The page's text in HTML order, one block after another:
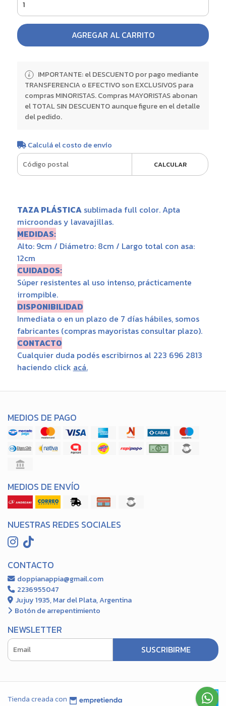
AGREGAR AL CARRITO
IMPORTANTE: el DESCUENTO por pago mediante
TRANSFERENCIA o EFECTIVO son EXCLUSIVOS para
compras MINORISTAS. Compras MAYORISTAS abonan
el TOTAL SIN DESCUENTO aunque figure en el detalle
del pedido.
Calculá el costo de envío
CALCULAR
TAZA PLÁSTICAsublimada full color. Apta
microondas y lavavajillas.
MEDIDAS:
Alto: 9cm / Diámetro: 8cm / Largo total con asa:
12cm
CUIDADOS:
Súper resistentes al uso intenso, prácticamente
irrompible.
DISPONIBILIDAD
Inmediata o en un plazo de 7 días hábiles, somos
fabricantes (compras mayoristas consultar plazo).
CONTACTO
Cualquier duda podés escribirnos al 223 696 2813
haciendo click acá.
MEDIOS DE PAGO
MEDIOS DE ENVÍO
NUESTRAS REDES SOCIALES
CONTACTO
doppianappia@gmail.com
2236955047
Jujuy 1935, Mar del Plata, Argentina
Botón de arrepentimiento
NEWSLETTER
SUSCRIBIRME
Tienda creada con